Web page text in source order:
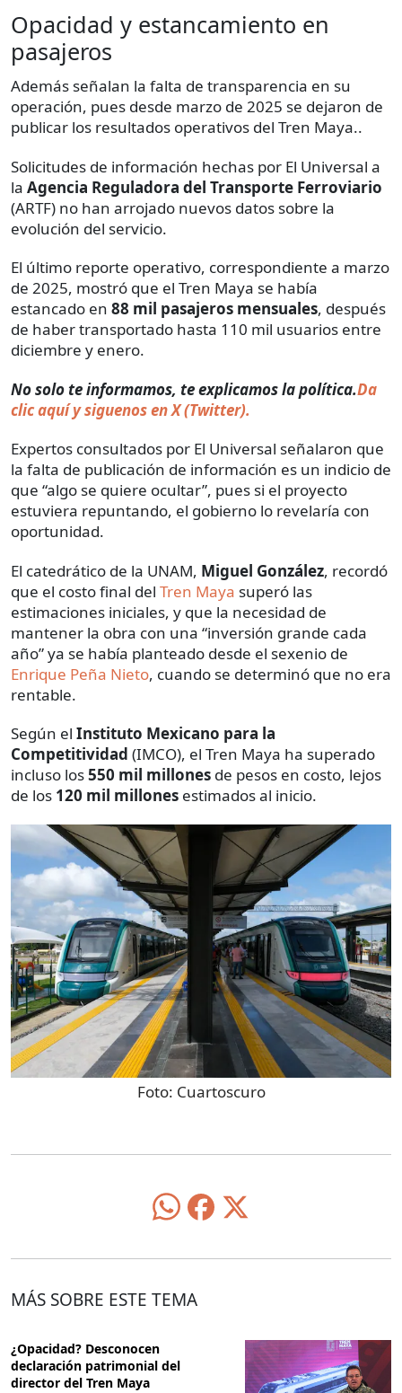
Opacidad y estancamiento en
pasajeros
Además señalan la falta de transparencia en su
operación, pues desde marzo de 2025 se dejaron de
publicar los resultados operativos del Tren Maya..
Solicitudes de información hechas por El Universal a
la Agencia Reguladora del Transporte Ferroviario
(ARTF) no han arrojado nuevos datos sobre la
evolución del servicio.
El último reporte operativo, correspondiente a marzo
de 2025, mostró que el Tren Maya se había
estancado en 88 mil pasajeros mensuales, después
de haber transportado hasta 110 mil usuarios entre
diciembre y enero.
No solo te informamos, te explicamos la política.Da
clic aquí y siguenos en X (Twitter).
Expertos consultados por El Universal señalaron que
la falta de publicación de información es un indicio de
que “algo se quiere ocultar”, pues si el proyecto
estuviera repuntando, el gobierno lo revelaría con
oportunidad.
El catedrático de la UNAM, Miguel González, recordó
que el costo final del Tren Maya superó las
estimaciones iniciales, y que la necesidad de
mantener la obra con una “inversión grande cada
año” ya se había planteado desde el sexenio de
Enrique Peña Nieto, cuando se determinó que no era
rentable.
Según el Instituto Mexicano para la
Competitividad (IMCO), el Tren Maya ha superado
incluso los550 mil millones de pesos en costo, lejos
de los 120 mil millones estimados al inicio.
Foto: Cuartoscuro
MÁS SOBRE ESTE TEMA
¿Opacidad? Desconocen
declaración patrimonial del
director del Tren Maya